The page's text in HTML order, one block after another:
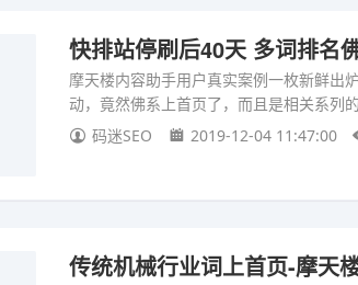
快排站停刷后40天 多词排名
摩天楼内容助手用户真实案例一枚新鲜出
动，竟然佛系上首页了，而且是相关系列
码迷SEO
2019-12-04 11:47:00
传统机械行业词上首页-摩天